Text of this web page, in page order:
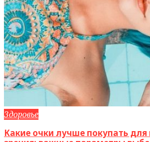
Здоровье
Какие очки лучше покупать для